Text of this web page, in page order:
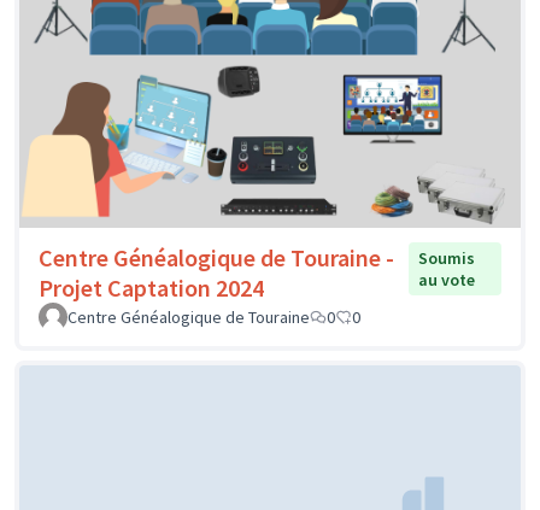
Centre Généalogique de Touraine -
Projet Captation 2024
Soumis
au vote
Centre Généalogique de Touraine
0 0